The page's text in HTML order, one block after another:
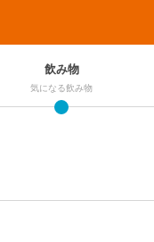
飲み物
気になる飲み物